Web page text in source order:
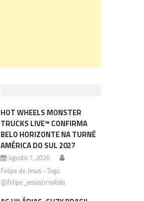
HOT WHEELS MONSTER
TRUCKS LIVE™ CONFIRMA
BELO HORIZONTE NA TURNÊ
AMÉRICA DO SUL 2027
agosto 7, 2026
Felipe de Jesus - Siga:
@felipe_jesusjornalista